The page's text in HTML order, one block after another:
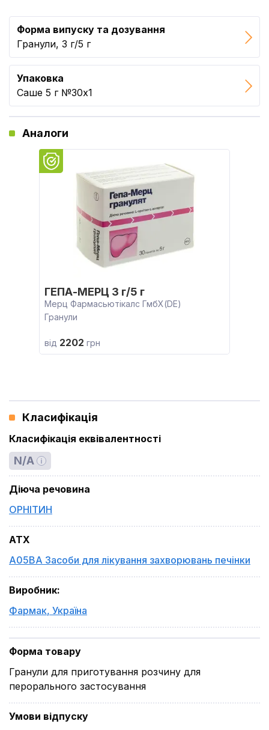
Форма випуску та дозування
Гранули, 3 г/5 г
Упаковка
Саше 5 г №30x1
Аналоги
ГЕПА-МЕРЦ 3 г/5 г
Мерц Фармасьютікалс ГмбХ(DE)
Гранули
від 2202 грн
Класифікація
Класифікація еквівалентності
N/A
Діюча речовина
ОРНІТИН
ATX
A05BA Засоби для лікування захворювань печінки
Виробник:
Фармак, Україна
Форма товару
Гранули для приготування розчину для
перорального застосування
Умови відпуску